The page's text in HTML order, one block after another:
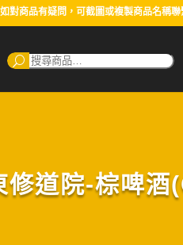
如對商品有疑問，可截圖或複製商品名稱
搜
尋
修道院-棕啤